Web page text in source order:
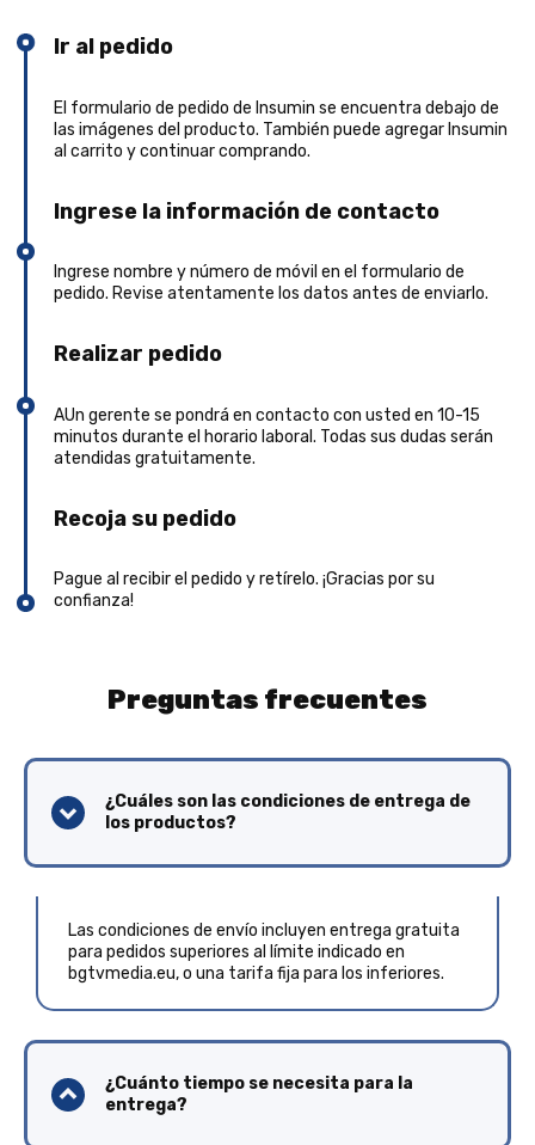
Ir al pedido
El formulario de pedido de Insumin se encuentra debajo de
las imágenes del producto. También puede agregar Insumin
al carrito y continuar comprando.
Ingrese la información de contacto
Ingrese nombre y número de móvil en el formulario de
pedido. Revise atentamente los datos antes de enviarlo.
Realizar pedido
AUn gerente se pondrá en contacto con usted en 10-15
minutos durante el horario laboral. Todas sus dudas serán
atendidas gratuitamente.
Recoja su pedido
Pague al recibir el pedido y retírelo. ¡Gracias por su
confianza!
Preguntas frecuentes
¿Cuáles son las condiciones de entrega de
los productos?
Las condiciones de envío incluyen entrega gratuita
para pedidos superiores al límite indicado en
bgtvmedia.eu, o una tarifa fija para los inferiores.
¿Cuánto tiempo se necesita para la
entrega?